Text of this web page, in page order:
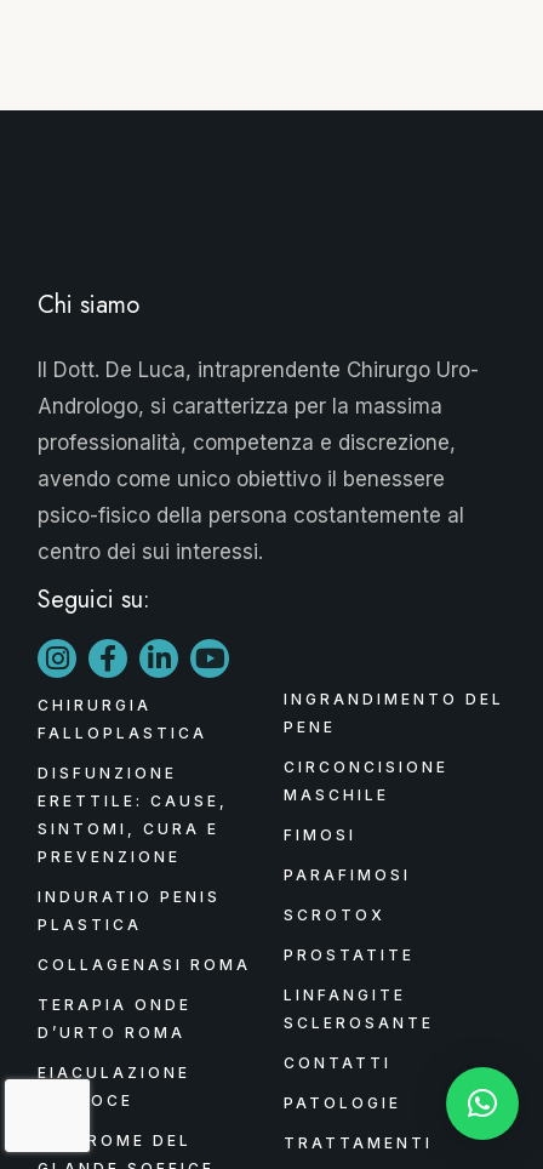
Chi siamo
Il Dott. De Luca, intraprendente Chirurgo Uro-
Andrologo, si caratterizza per la massima
professionalità, competenza e discrezione,
avendo come unico obiettivo il benessere
psico-fisico della persona costantemente al
centro dei sui interessi.
Seguici su:
CHIRURGIA
FALLOPLASTICA
DISFUNZIONE
ERETTILE: CAUSE,
SINTOMI, CURA E
PREVENZIONE
INDURATIO PENIS
PLASTICA
COLLAGENASI ROMA
TERAPIA ONDE
D’URTO ROMA
EIACULAZIONE
PRECOCE
SINDROME DEL
INGRANDIMENTO DEL
PENE
CIRCONCISIONE
MASCHILE
FIMOSI
PARAFIMOSI
SCROTOX
PROSTATITE
LINFANGITE
SCLEROSANTE
CONTATTI
PATOLOGIE
TRATTAMENTI